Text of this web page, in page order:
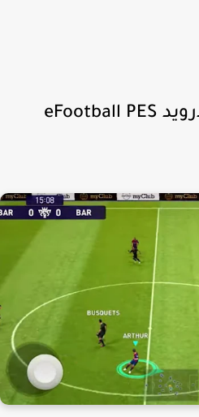
2. لعبة كرة قدم للأندرويد eFootball PES